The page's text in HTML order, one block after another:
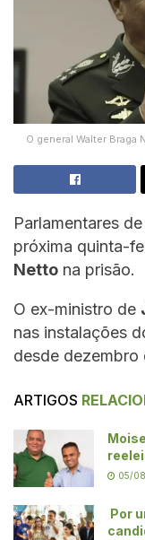
O general Walter Braga
Parlamentares
próxima quinta-
Netto na prisão.
O ex-ministro de
nas instalações
desde dezembro
ARTIGOS
05/
Por